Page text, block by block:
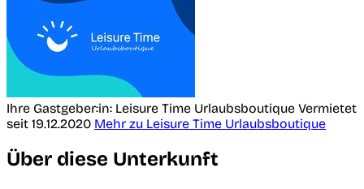
Ihre Gastgeber:in: Leisure Time Urlaubsboutique Vermietet
seit 19.12.2020 Mehr zu Leisure Time Urlaubsboutique
Über diese Unterkunft